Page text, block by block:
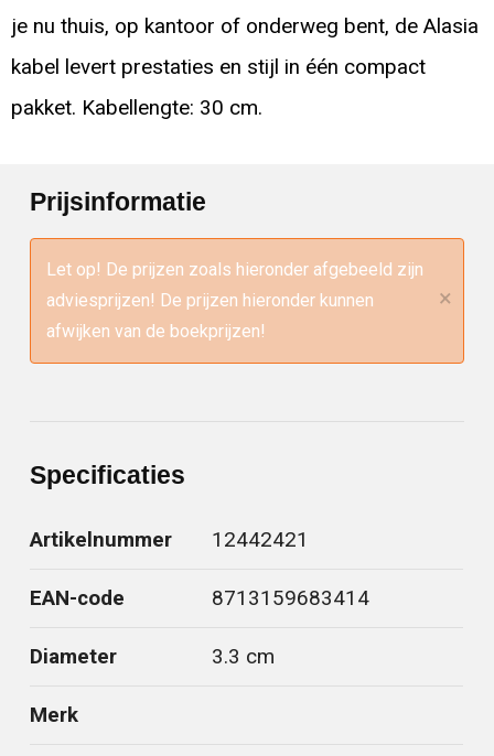
je nu thuis, op kantoor of onderweg bent, de Alasia
kabel levert prestaties en stijl in één compact
pakket. Kabellengte: 30 cm.
Prijsinformatie
Let op! De prijzen zoals hieronder afgebeeld zijn
adviesprijzen! De prijzen hieronder kunnen
afwijken van de boekprijzen!
×
Specificaties
Artikelnummer 12442421
EAN-code 8713159683414
Diameter 3.3 cm
Merk